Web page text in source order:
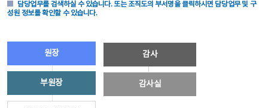
담당업무를 검색하실 수 있습니다. 또는 조직도의 부서명을 클릭하시면 담당업무 및 구
성원 정보를 확인할 수 있습니다.
원장
부원장
감사
감사실